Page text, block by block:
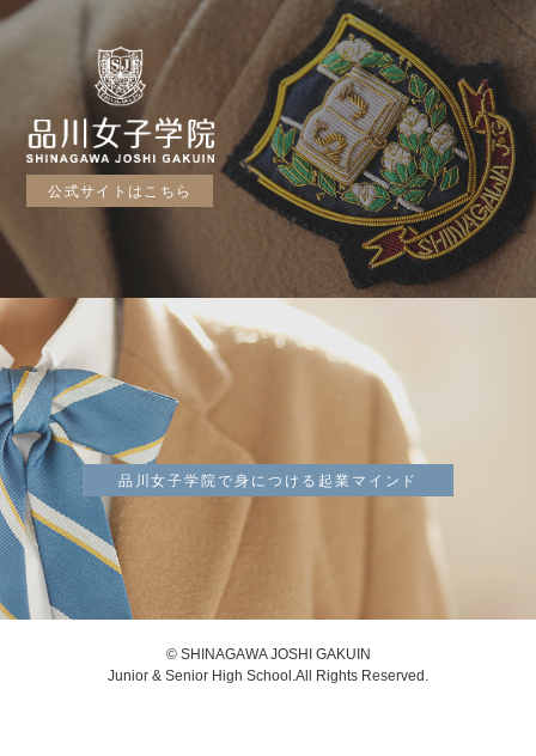
公式サイトはこちら
品川女子学院で身につける起業マインド
© SHINAGAWA JOSHI GAKUIN
Junior & Senior High School.All Rights Reserved.